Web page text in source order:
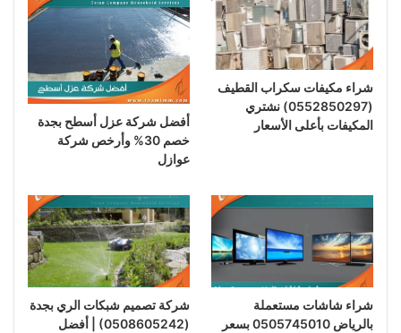
شراء مكيفات سكراب القطيف
(0552850297) نشتري
المكيفات بأعلى الأسعار
أفضل شركة عزل أسطح بجدة
خصم 30% وأرخص شركة
عوازل
شراء شاشات مستعملة
بالرياض 0505745010 بسعر
شركة تصميم شبكات الري بجدة
(0508605242) | أفضل